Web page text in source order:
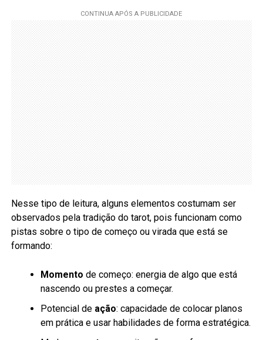
Nesse tipo de leitura, alguns elementos costumam ser
observados pela tradição do tarot, pois funcionam como
pistas sobre o tipo de começo ou virada que está se
formando:
Momento de começo: energia de algo que está
nascendo ou prestes a começar.
Potencial de ação: capacidade de colocar planos
em prática e usar habilidades de forma estratégica.